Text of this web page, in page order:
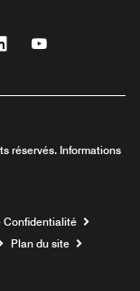
fenêtre
nouvelle fenêtre
Linkedin
une nouvelle
Ouvre une
réservés. Informations
Confidentialité
Plan du site